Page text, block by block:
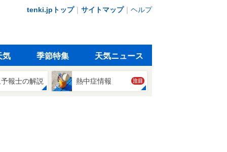
tenki.jpトップ｜ サイトマップ｜ ヘルプ
気 季節特集 天気ニュース
報士の解説 熱中症情報 注目